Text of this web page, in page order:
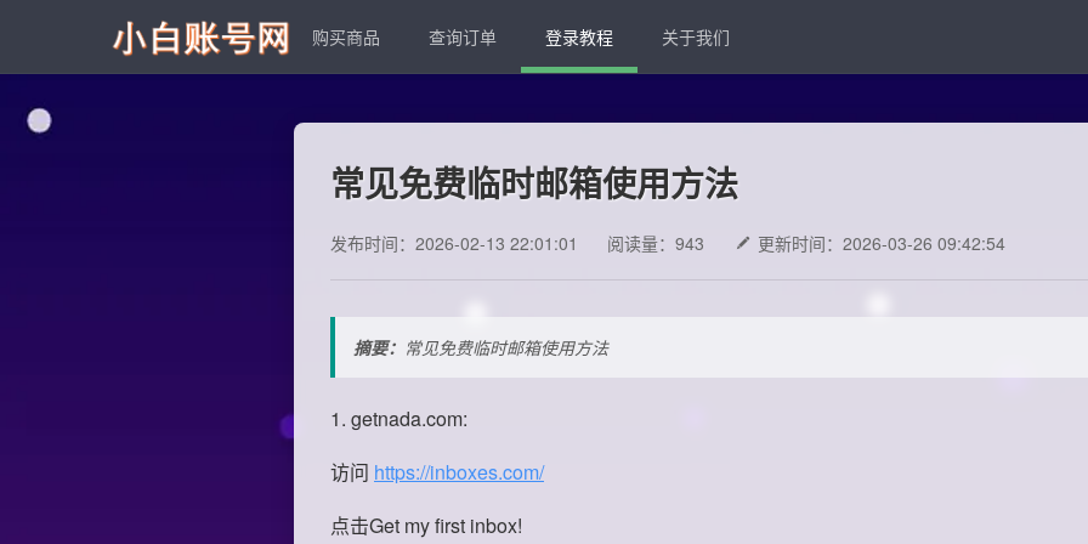
购买商品 查询订单 登录教程 关于我们
常见免费临时邮箱使用方法
发布时间：2026-02-13 22:01:01 阅读量：943 更新时间：2026-03-26 09:42:54
摘要： 常见免费临时邮箱使用方法
1. getnada.com:
访问 https://inboxes.com/
点击Get my first inbox!